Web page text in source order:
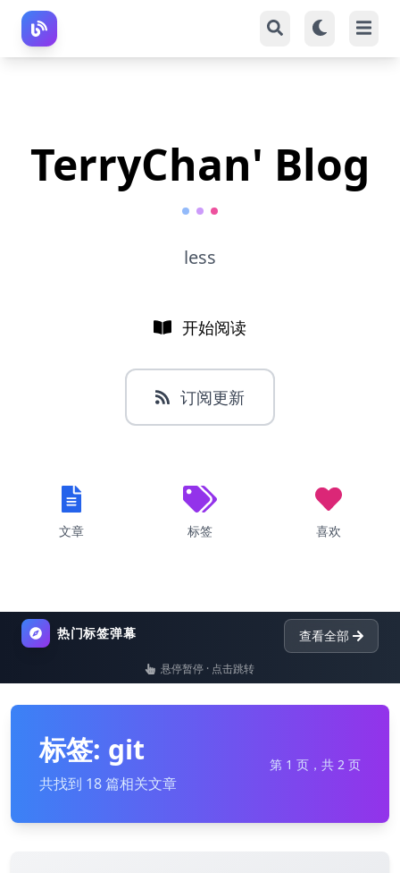
TerryChan' Blog
less
开始阅读
订阅更新
文章 标签 喜欢
热门标签弹幕 查看全部
list nginx dictionary
悬停暂停 · 点击跳转
标签: git
共找到 18 篇相关文章
第 1 页，共 2 页